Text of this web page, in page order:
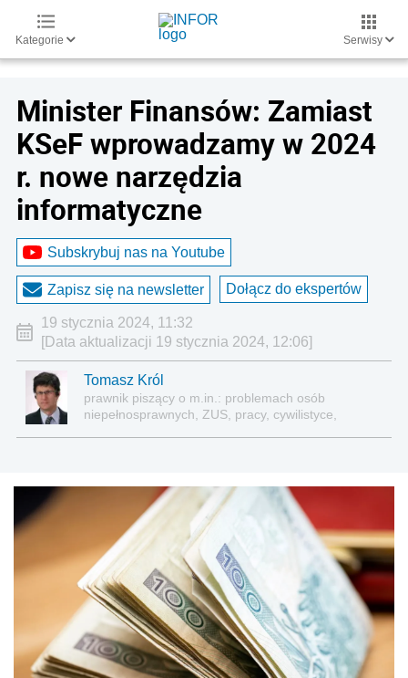
Kategorie Serwisy
Minister Finansów: Zamiast
KSeF wprowadzamy w 2024
r. nowe narzędzia
informatyczne
Subskrybuj nas na Youtube
Zapisz się na newsletter Dołącz do ekspertów
19 stycznia 2024, 11:32
[Data aktualizacji 19 stycznia 2024, 12:06]
Tomasz Król
prawnik piszący o m.in.: problemach osób
niepełnosprawnych, ZUS, pracy, cywilistyce,